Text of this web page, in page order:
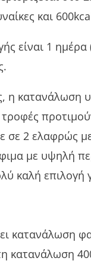
και
είναι 1
η
τροφές
σε 2 ελαφρώς
με υψηλή
καλή επιλογή
κατανάλωση
κατανάλωση